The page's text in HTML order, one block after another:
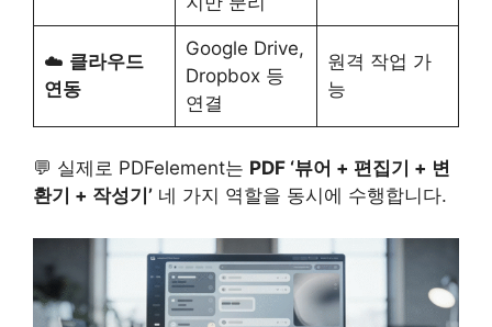
☁️ 클라우드
연동
Google Drive,
Dropbox 등
연결
원격 작업 가
능
💬 실제로 PDFelement는 PDF ‘뷰어 + 편집기 + 변
환기 + 작성기’ 네 가지 역할을 동시에 수행합니다.